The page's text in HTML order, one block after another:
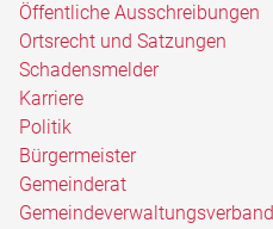
Öffentliche Ausschreibungen
Ortsrecht und Satzungen
Schadensmelder
Karriere
Politik
Bürgermeister
Gemeinderat
Gemeindeverwaltungsverband